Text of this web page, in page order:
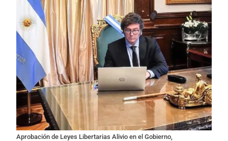
Aprobación de Leyes Libertarias Alivio en el Gobierno,